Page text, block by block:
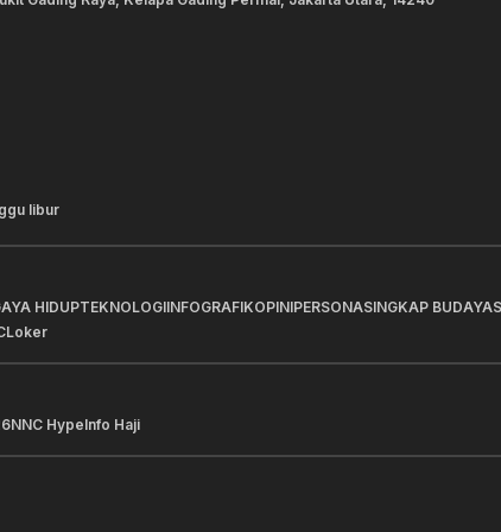
libur
HIDUPTEKNOLOGIINFOGRAFIKOPINIPERSONASINGKAP BUDAYA
Loker
NNC HypeInfo Haji